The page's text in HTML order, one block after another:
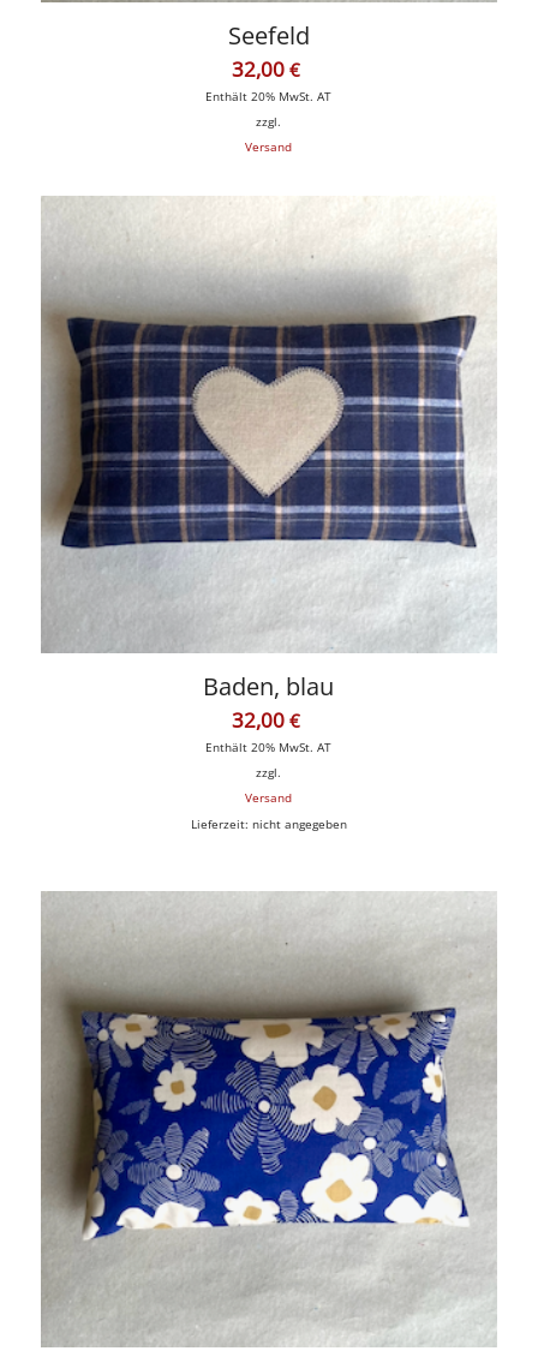
Seefeld
32,00 €
Enthält 20% MwSt. AT
zzgl.
Versand
Baden, blau
32,00 €
Enthält 20% MwSt. AT
zzgl.
Versand
Lieferzeit: nicht angegeben